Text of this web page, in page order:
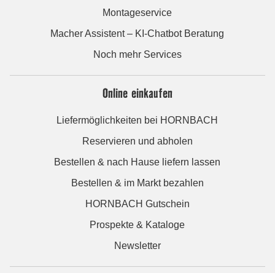
Montageservice
Macher Assistent – KI-Chatbot Beratung
Noch mehr Services
Online einkaufen
Liefermöglichkeiten bei HORNBACH
Reservieren und abholen
Bestellen & nach Hause liefern lassen
Bestellen & im Markt bezahlen
HORNBACH Gutschein
Prospekte & Kataloge
Newsletter